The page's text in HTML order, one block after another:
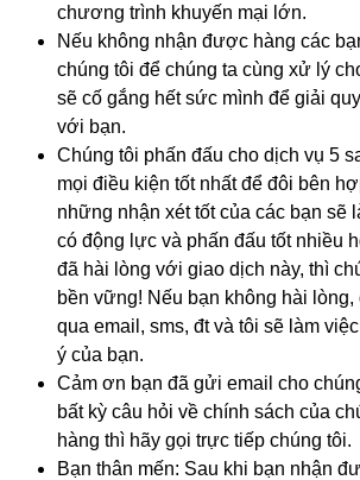
chương trình khuyến mại lớn.
Nếu không nhận được hàng các
chúng tôi để chúng ta cùng xử lý
sẽ cố gắng hết sức mình để giải
với bạn.
Chúng tôi phấn đấu cho dịch vụ 5
mọi điều kiện tốt nhất để đôi bên
những nhận xét tốt của các bạn sẽ
có động lực và phấn đấu tốt nhiều
đã hài lòng với giao dịch này, thì
bền vững! Nếu bạn không hài
qua email, sms, đt và tôi sẽ làm
ý của bạn.
Cảm ơn bạn đã gửi email cho
bất kỳ câu hỏi về chính sách của
hàng thì hãy gọi trực tiếp chúng tôi.
Bạn thân mến: Sau khi bạn nhận